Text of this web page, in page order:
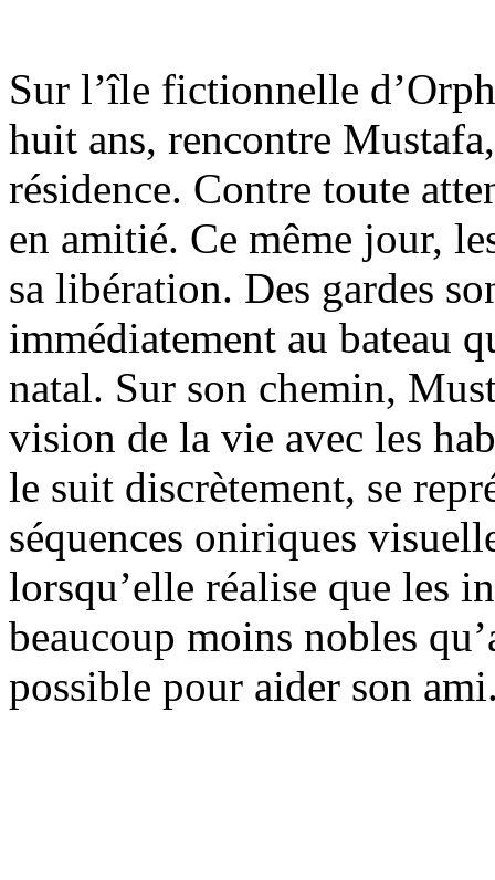
Sur l’île fictionnelle
huit ans, rencontre
résidence. Contre toute
en amitié. Ce même jour,
sa libération. Des gardes
immédiatement au bateau
natal. Sur son chemin,
vision de la vie avec les
le suit discrètement, se
séquences oniriques
lorsqu’elle réalise que les
beaucoup moins nobles
possible pour aider son